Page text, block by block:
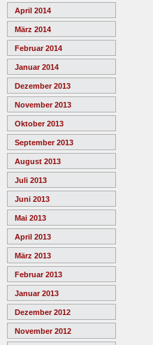
April 2014
März 2014
Februar 2014
Januar 2014
Dezember 2013
November 2013
Oktober 2013
September 2013
August 2013
Juli 2013
Juni 2013
Mai 2013
April 2013
März 2013
Februar 2013
Januar 2013
Dezember 2012
November 2012